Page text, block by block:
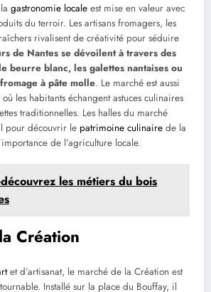
gastronomie locale est mise en valeur avec
du terroir. Les artisans fromagers, les
rivalisent de créativité pour séduire
de Nantes se dévoilent à travers des
beurre blanc, les galettes nantaises ou
à pâte molle. Le marché est aussi
les habitants échangent astuces culinaires
traditionnelles. Les halles du marché
pour découvrir le patrimoine culinaire de la
de l’agriculture locale.
les métiers du bois
Création
et d’artisanat, le marché de la Création est
Installé sur la place du Bouffay, il